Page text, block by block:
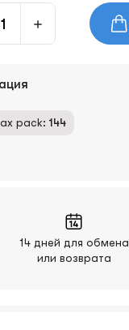
pack: 144
14 дней для обмена
или возврата